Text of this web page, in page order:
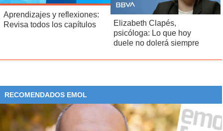
Aprendizajes y reflexiones:
Revisa todos los capítulos
Elizabeth Clapés,
psicóloga: Lo que hoy
duele no dolerá siempre
RECOMENDADOS EMOL